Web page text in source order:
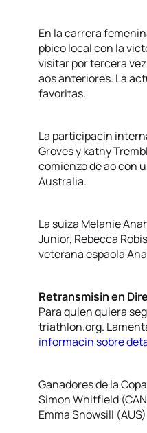
En la carrera
pbico local con la
visitar por tercera
aos anteriores. La
favoritas.
La participacin
Groves y kathy
comienzo de ao con
Australia.
La suiza Melanie
Junior, Rebecca
veterana espaola
Retransmisin en
Para quien quiera
triathlon.org.
informacin sobre
Ganadores de la
Simon Whitfield
Emma Snowsill